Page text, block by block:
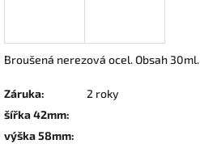
Broušená nerezová ocel. Obsah 30ml.
Záruka:
2 roky
šířka 42mm:
výška 58mm: